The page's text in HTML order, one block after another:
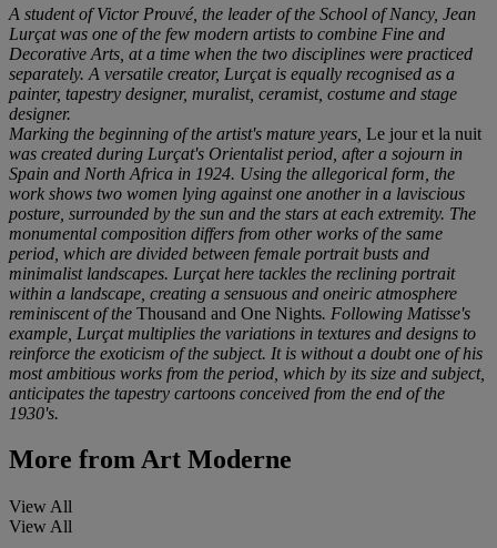
A student of Victor Prouvé, the leader of the School of Nancy, Jean
Lurçat was one of the few modern artists to combine Fine and
Decorative Arts, at a time when the two disciplines were practiced
separately. A versatile creator, Lurçat is equally recognised as a
painter, tapestry designer, muralist, ceramist, costume and stage
designer.
Marking the beginning of the artist's mature years, Le jour et la nuit
was created during Lurçat's Orientalist period, after a sojourn in
Spain and North Africa in 1924. Using the allegorical form, the
work shows two women lying against one another in a laviscious
posture, surrounded by the sun and the stars at each extremity. The
monumental composition differs from other works of the same
period, which are divided between female portrait busts and
minimalist landscapes. Lurçat here tackles the reclining portrait
within a landscape, creating a sensuous and oneiric atmosphere
reminiscent of the Thousand and One Nights. Following Matisse's
example, Lurçat multiplies the variations in textures and designs to
reinforce the exoticism of the subject. It is without a doubt one of his
most ambitious works from the period, which by its size and subject,
anticipates the tapestry cartoons conceived from the end of the
1930's.
More fromArt Moderne
View All
View All